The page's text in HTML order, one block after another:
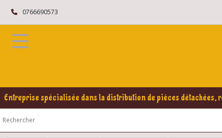
0766690573
Entreprise spécialisée dans la distribution de pièces détachées,